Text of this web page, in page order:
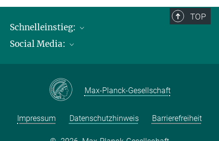
TOP
Schnelleinstieg:
Publikationen
Kontakt und Anfahrtsbeschreibung
Social Media:
Max-Planck-Gesellschaft
Impressum Datenschutzhinweis Barrierefreiheit